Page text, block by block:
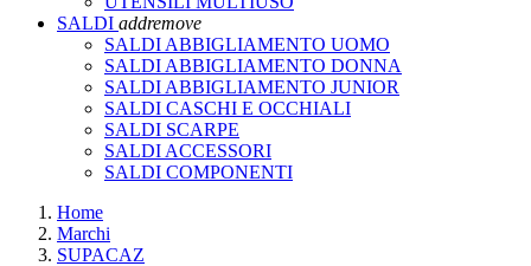
SALDI addremove
SALDI ABBIGLIAMENTO UOMO
SALDI ABBIGLIAMENTO DONNA
SALDI ABBIGLIAMENTO JUNIOR
SALDI CASCHI E OCCHIALI
SALDI SCARPE
SALDI ACCESSORI
SALDI COMPONENTI
Home
Marchi
SUPACAZ